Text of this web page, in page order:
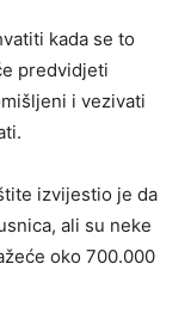
kada se to
predvidjeti
i vezivati
izvijestio je da
ali su neke
oko 700.000